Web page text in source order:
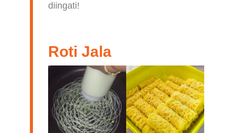
diingati!
Roti Jala